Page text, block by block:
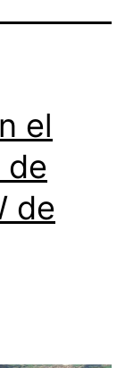
el
de
de